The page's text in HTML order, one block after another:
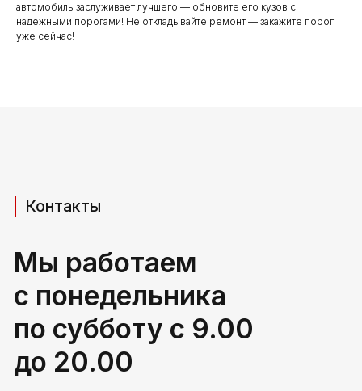
автомобиль заслуживает лучшего — обновите его кузов с
надежными порогами! Не откладывайте ремонт — закажите порог
уже сейчас!
+37529 231 88 27
+37529 201 36 27
Адрес производства (самовывоз)
г. Береза, ул Свердлова 165ж